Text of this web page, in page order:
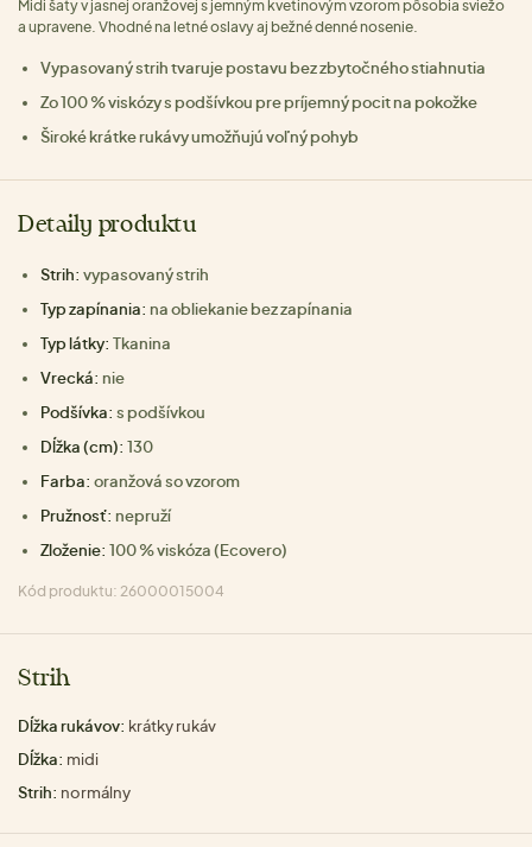
Midi šaty v jasnej oranžovej s jemným kvetinovým vzorom pôsobia sviežo
a upravene. Vhodné na letné oslavy aj bežné denné nosenie.
Vypasovaný strih tvaruje postavu bez zbytočného stiahnutia
Zo 100 % viskózy s podšívkou pre príjemný pocit na pokožke
Široké krátke rukávy umožňujú voľný pohyb
Detaily produktu
Strih: vypasovaný strih
Typ zapínania: na obliekanie bez zapínania
Typ látky: Tkanina
Vrecká: nie
Podšívka: s podšívkou
Dĺžka (cm): 130
Farba: oranžová so vzorom
Pružnosť: nepruží
Zloženie: 100 % viskóza (Ecovero)
Kód produktu: 26000015004
Strih
Dĺžka rukávov: krátky rukáv
Dĺžka: midi
Strih: normálny